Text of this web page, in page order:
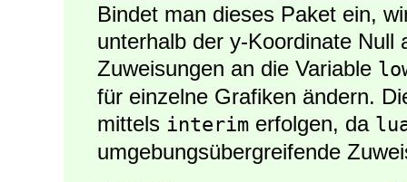
Bindet man dieses Paket ein,
unterhalb der y-Koordinate Null
Zuweisungen an die Variable
für einzelne Grafiken ändern.
mittels interim erfolgen, da
umgebungsübergreifende